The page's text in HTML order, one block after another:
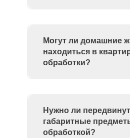
Могут ли домашние
находиться в
обработки?
Нужно ли
габаритные
обработкой?